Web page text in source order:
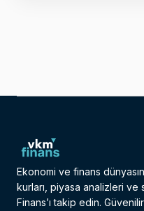
Ekonomi ve finans
kurları, piyasa analizleri
Finans’ı takip edin.